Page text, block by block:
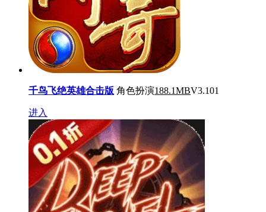
千鸟飞绝英雄合击版 角色扮演188.1MBV3.101
进入